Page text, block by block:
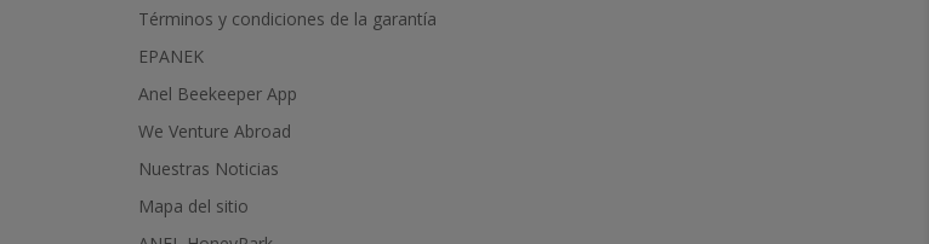
Términos y condiciones de la garantía
EPANEK
Anel Beekeeper App
We Venture Abroad
Nuestras Noticias
Mapa del sitio